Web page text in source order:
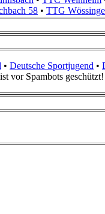
58 • TTG
• Deutsche Sportjugend •
vor Spambots